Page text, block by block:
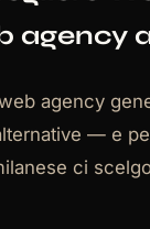
agency
agency
— e
ci